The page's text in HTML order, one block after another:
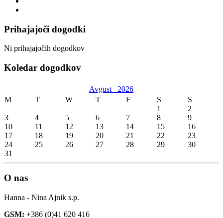
Prihajajoči dogodki
Ni prihajajočih dogodkov
Koledar dogodkov
Avgust 2026
M
T W T F S
S
1
2
3
4 5 6 7 8
9
10
11 12 13 14 15
16
17
18 19 20 21 22
23
24
25 26 27 28 29
30
31
O nas
Hanna - Nina Ajnik s.p.
GSM: +386 (0)41 620 416